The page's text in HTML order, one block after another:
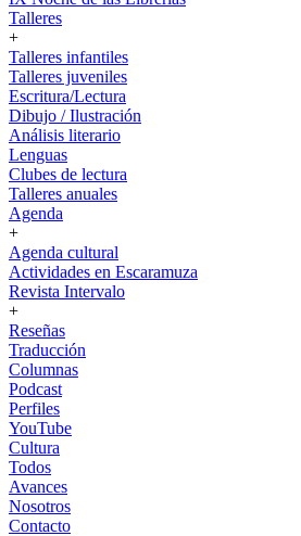
Talleres
+
Talleres infantiles
Talleres juveniles
Escritura/Lectura
Dibujo / Ilustración
Análisis literario
Lenguas
Clubes de lectura
Talleres anuales
Agenda
+
Agenda cultural
Actividades en Escaramuza
Revista Intervalo
+
Reseñas
Traducción
Columnas
Podcast
Perfiles
YouTube
Cultura
Todos
Avances
Nosotros
Contacto